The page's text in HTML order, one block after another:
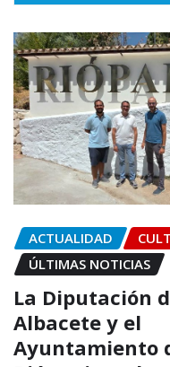
ACTUALIDAD
ÚLTIMAS NOTICIAS
La Diputación
Albacete y el
Ayuntamiento